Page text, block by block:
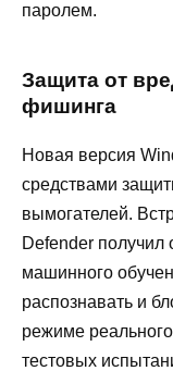
паролем.
Защита от
фишинга
Новая версия
средствами
вымогателей.
Defender
машинного
распознавать и
режиме
тестовых